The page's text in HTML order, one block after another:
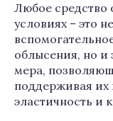
Любое средство
условиях – это
облысения, но и
мера,
поддерживая их
эластичность и